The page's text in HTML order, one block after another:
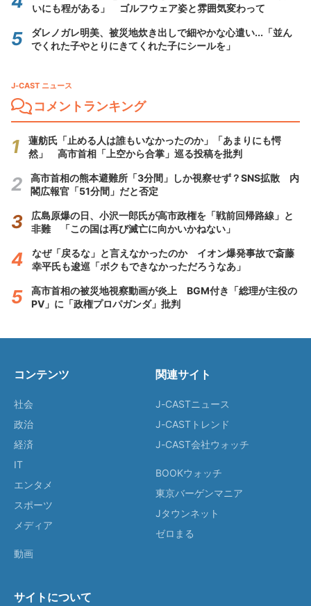
いにも程がある」 ゴルフウェア姿と雰囲気変わって
ダレノガレ明美、被災地炊き出しで細やかな心遣い...「並ん
でくれた子やとりにきてくれた子にシールを」
J-CAST ニュース
コメントランキング
蓮舫氏「止める人は誰もいなかったのか」「あまりにも愕
然」 高市首相「上空から合掌」巡る投稿を批判
高市首相の熊本避難所「3分間」しか視察せず？SNS拡散 内
閣広報官「51分間」だと否定
広島原爆の日、小沢一郎氏が高市政権を「戦前回帰路線」と
非難 「この国は再び滅亡に向かいかねない」
なぜ「戻るな」と言えなかったのか イオン爆発事故で斎藤
幸平氏も逡巡「ボクもできなかっただろうなあ」
高市首相の被災地視察動画が炎上 BGM付き「総理が主役の
PV」に「政権プロパガンダ」批判
コンテンツ
社会
政治
経済
IT
エンタメ
スポーツ
メディア
動画
関連サイト
J-CASTニュース
J-CASTトレンド
J-CAST会社ウォッチ
BOOKウォッチ
東京バーゲンマニア
Jタウンネット
ゼロまる
サイトについて